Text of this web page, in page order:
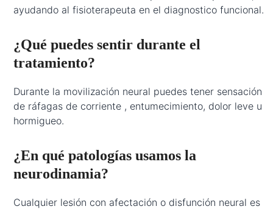
ayudando al fisioterapeuta en el diagnostico funcional.
¿Qué puedes sentir durante el
tratamiento?
Durante la movilización neural puedes tener sensación
de ráfagas de corriente , entumecimiento, dolor leve u
hormigueo.
¿En qué patologías usamos la
neurodinamia?
Cualquier lesión con afectación o disfunción neural es